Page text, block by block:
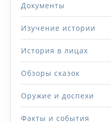
Документы
Изучение истории
История в лицах
Обзоры сказок
Оружие и доспехи
Факты и события